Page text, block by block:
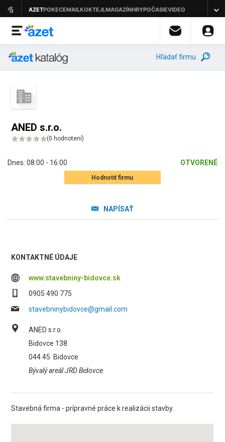
Hľadať firmu
ANED s.r.o.
(0 hodnotení)
Dnes: 08:00 - 16:00 OTVORENÉ
Hodnotiť firmu
NAPÍSAŤ
KONTAKTNÉ ÚDAJE
www.stavebniny-bidovce.sk
0905 490 775
stavebninybidovce@gmail.com
ANED s.r.o.
Bidovce 138
044 45 Bidovce
Bývalý areál JRD Bidovce.
Stavebná firma - prípravné práce k realizácii stavby.